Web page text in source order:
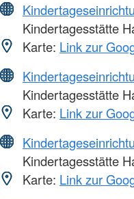
Kindertagesstätte
Karte: Link zur
Kindertagesstätte
Karte: Link zur
Kindertagesstätte
Karte: Link zur